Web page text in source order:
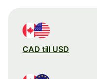
CAD till USD